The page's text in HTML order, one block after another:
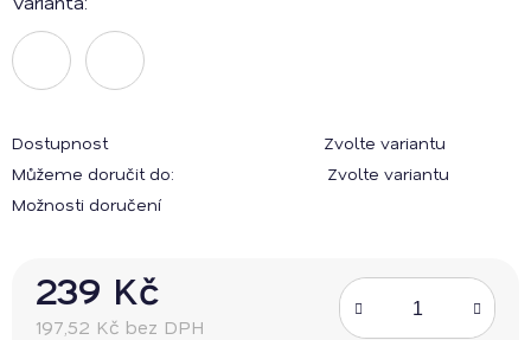
Dostupnost
Zvolte variantu
Můžeme doručit do:
Zvolte variantu
Možnosti doručení
239 Kč
197,52 Kč bez DPH